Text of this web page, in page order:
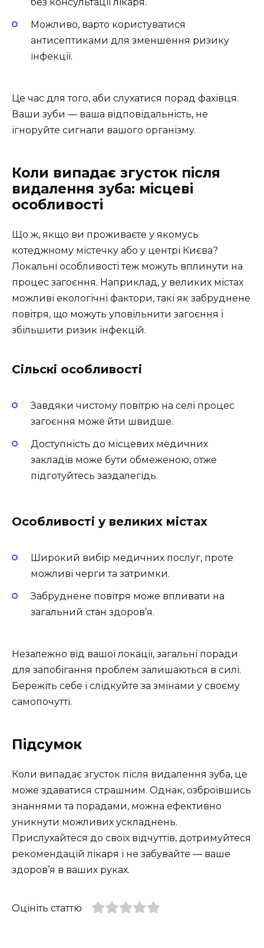
Можливо, варто користуватися
антисептиками для зменшення ризику
інфекції.
Це час для того, аби слухатися порад фахівця.
Ваши зуби — ваша відповідальність, не
ігноруйте сигнали вашого організму.
Коли випадає згусток після
видалення зуба: місцеві
особливості
Що ж, якщо ви проживаєте у якомусь
котеджному містечку або у центрі Києва?
Локальні особливості теж можуть вплинути на
процес загоєння. Наприклад, у великих містах
можливі екологічні фактори, такі як забруднене
повітря, що можуть уповільнити загоєння і
збільшити ризик інфекцій.
Сільскі особливості
Завдяки чистому повітрю на селі процес
загоєння може йти швидше.
Доступність до місцевих медичних
закладів може бути обмеженою, отже
підготуйтесь заздалегідь.
Особливості у великих містах
Широкий вибір медичних послуг, проте
можливі черги та затримки.
Забруднене повітря може впливати на
загальний стан здоров’я.
Незалежно від вашої локації, загальні поради
для запобігання проблем залишаються в силі.
Бережіть себе і слідкуйте за змінами у своєму
самопочутті.
Підсумок
Коли випадає згусток після видалення зуба, це
може здаватися страшним. Однак, озброївшись
знаннями та порадами, можна ефективно
уникнути можливих ускладнень.
Прислухайтеся до своїх відчуттів, дотримуйтеся
рекомендацій лікаря і не забувайте — ваше
здоров’я в ваших руках.
Оцініть статтю